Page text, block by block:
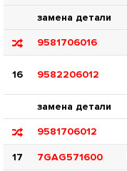
замена детали
9581706016
16 9582206012
замена детали
9581706012
17 7GAG571600